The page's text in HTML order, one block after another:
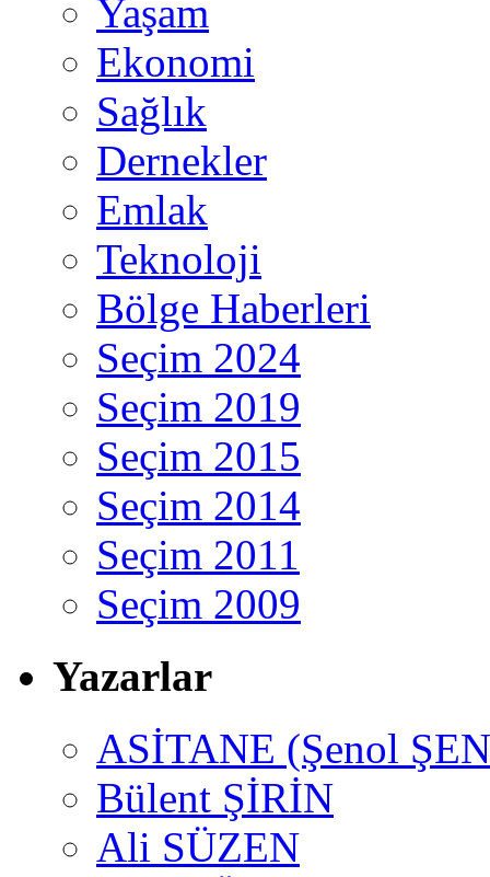
Yaşam
Ekonomi
Sağlık
Dernekler
Emlak
Teknoloji
Bölge Haberleri
Seçim 2024
Seçim 2019
Seçim 2015
Seçim 2014
Seçim 2011
Seçim 2009
Yazarlar
ASİTANE (Şenol
Bülent ŞİRİN
Ali SÜZEN